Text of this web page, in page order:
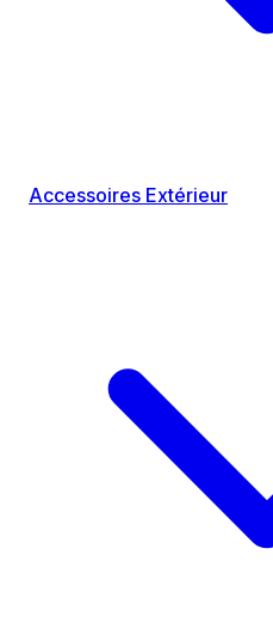
Accessoires Extérieur